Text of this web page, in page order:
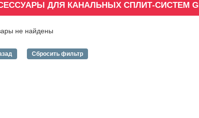
ДЛЯ КАНАЛЬНЫХ СПЛИТ-СИСТЕМ
не найдены
Сбросить фильтр